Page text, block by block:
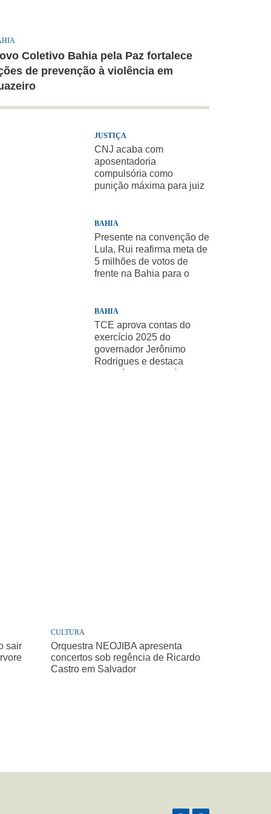
Coletivo Bahia pela Paz fortalece
de prevenção à violência em
JUSTIÇA
CNJ acaba com
aposentadoria
compulsória como
punição máxima para juiz
BAHIA
Presente na convenção de
Lula, Rui reafirma meta de
5 milhões de votos de
frente na Bahia para o
BAHIA
TCE aprova contas do
exercício 2025 do
governador Jerônimo
Rodrigues e destaca
sair
CULTURA
Orquestra NEOJIBA apresenta
concertos sob regência de Ricardo
Castro em Salvador